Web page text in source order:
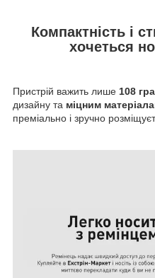
Компактність і
хочеться
Пристрій важить лише 108
дизайну та міцним
преміально і зручно